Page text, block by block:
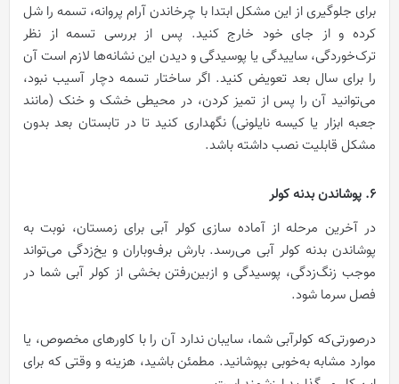
برای جلوگیری از این مشکل ابتدا با چرخاندن آرام پروانه، تسمه را شل
کرده و از جای خود خارج کنید. پس از بررسی تسمه از نظر
ترک‌خوردگی، ساییدگی یا پوسیدگی و دیدن این نشانه‌ها لازم است آن
را برای سال بعد تعویض کنید. اگر ساختار تسمه دچار آسیب نبود،
می‌توانید آن را پس از تمیز کردن، در محیطی خشک و خنک (مانند
جعبه ابزار یا کیسه نایلونی) نگهداری کنید تا در تابستان بعد بدون
مشکل قابلیت نصب داشته باشد.
6. پوشاندن بدنه کولر
در آخرین مرحله از آماده سازی کولر آبی برای زمستان، نوبت به
پوشاندن بدنه کولر آبی می‌رسد. بارش برف‌وباران و یخ‌زدگی می‌تواند
موجب زنگ‌زدگی، پوسیدگی و ازبین‌رفتن بخشی از کولر آبی شما در
فصل سرما شود.
درصورتی‌که کولرآبی شما، سایبان ندارد آن را با کاورهای مخصوص، یا
موارد مشابه به‌خوبی بپوشانید. مطمئن باشید، هزینه و وقتی که برای